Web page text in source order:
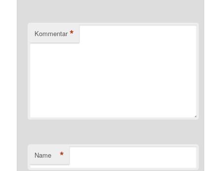
Kommentar *
Name *